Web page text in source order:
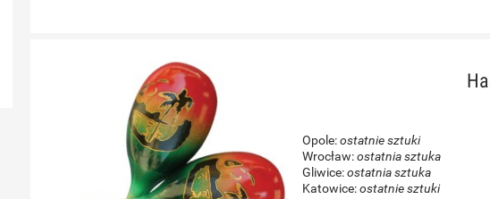
DO KOSZYKA
Opole:ostatnie sztuki
Wrocław:ostatnia sztuka
Gliwice:ostatnia sztuka
Katowice:ostatnie sztuki